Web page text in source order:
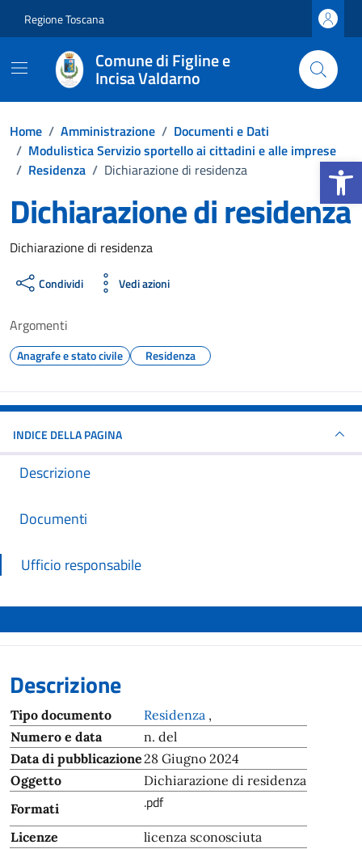
Apri la
Regione Toscana
Comune di Figline e
Incisa Valdarno
Home / Amministrazione / Documenti e Dati
/ Modulistica Servizio sportello ai cittadini e alle imprese
/ Residenza / Dichiarazione di residenza
Dichiarazione di residenza
Dettagli del documento
Dichiarazione di residenza
Condividi Vedi azioni
Argomenti
Anagrafe e stato civile Residenza
INDICE DELLA PAGINA
Descrizione
Documenti
Ufficio responsabile
Descrizione
Tipo documento Residenza ,
Numero e data
n. del
Data di pubblicazione28 Giugno 2024
Oggetto
Dichiarazione di residenza
Formati
.pdf
Licenze licenza sconosciuta